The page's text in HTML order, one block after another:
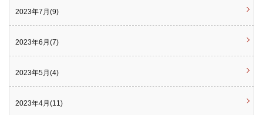
2023年7月(9)
2023年6月(7)
2023年5月(4)
2023年4月(11)